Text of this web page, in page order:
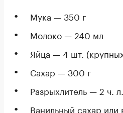
Мука — 350 г
Молоко — 240 мл
Яйца — 4 шт.
Сахар — 300 г
Разрыхлитель — 2 ч. л.
Ванильный сахар или